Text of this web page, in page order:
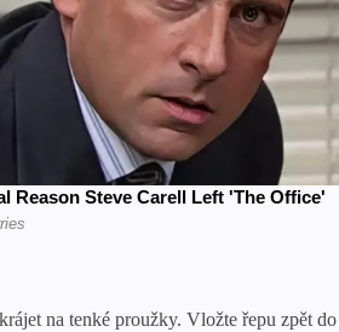
na tenké proužky. Vložte řepu zpět